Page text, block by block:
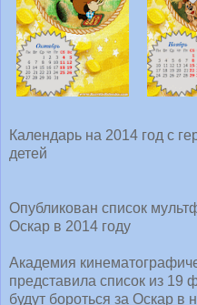
Календарь на 2014 год с
детей
Опубликован список
Оскар в 2014 году
Академия
представила список из 19
будут бороться за Оскар